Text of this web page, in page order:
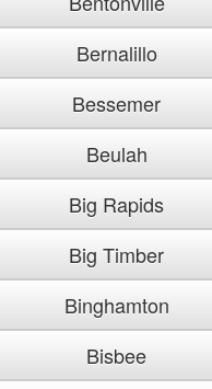
Bernalillo
Bessemer
Beulah
Big Rapids
Big Timber
Binghamton
Bisbee